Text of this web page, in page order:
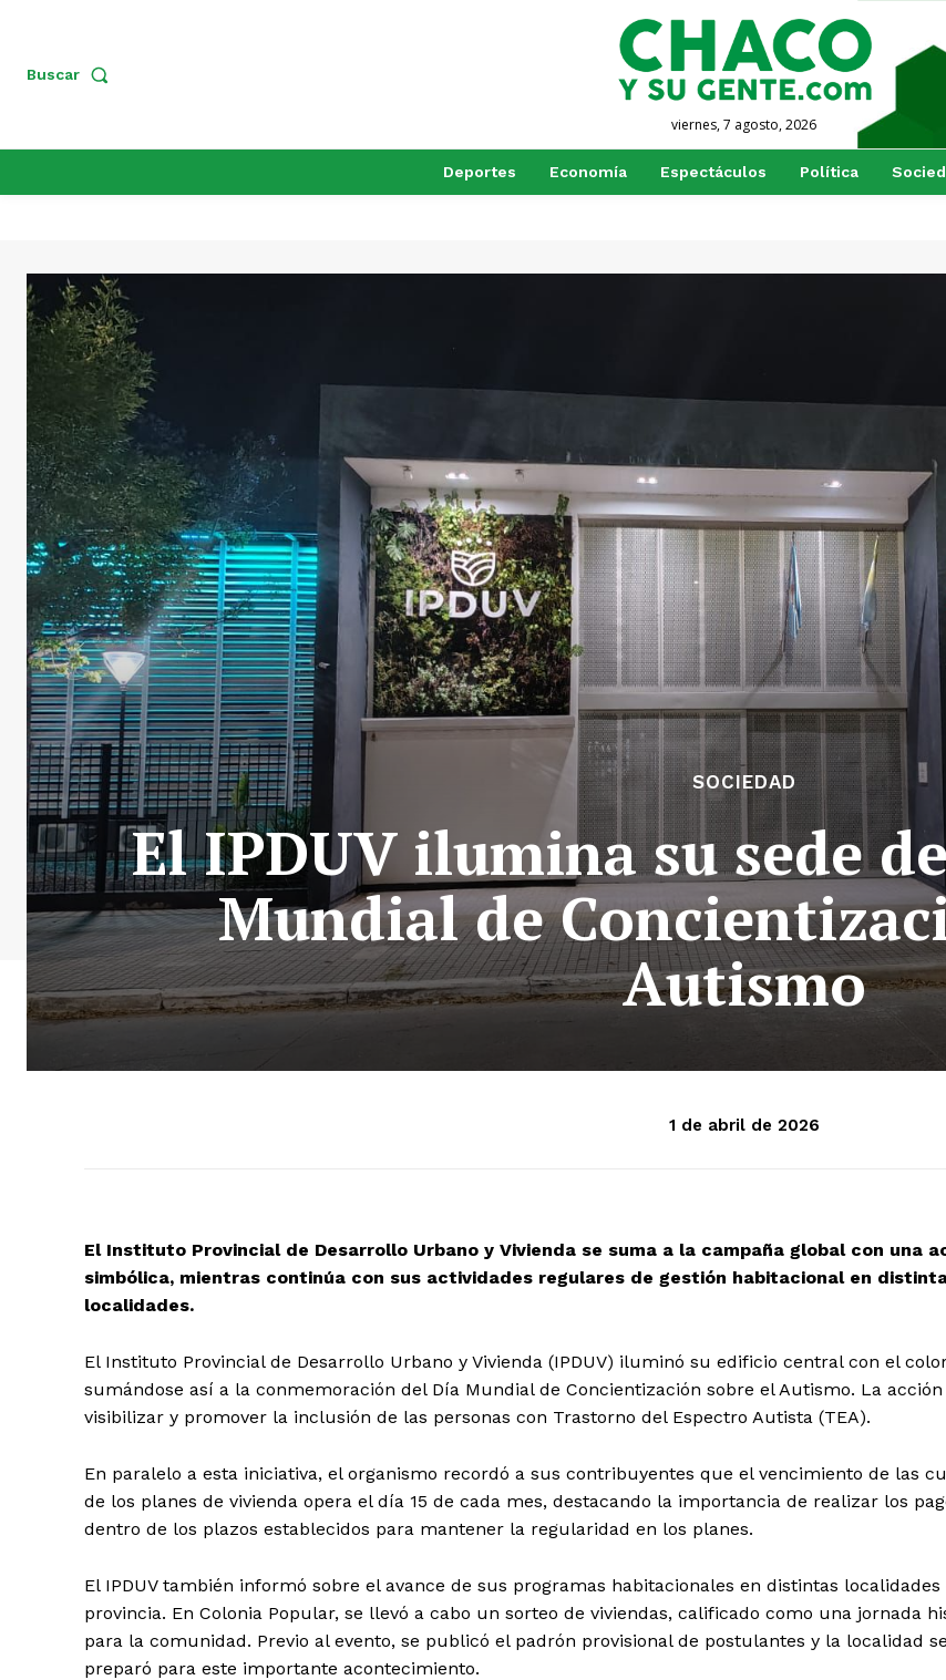
Buscar
viernes, 7 agosto, 2026
Deportes Economía Espectáculos Política
SOCIEDAD
El IPDUV ilumina su sede
Mundial de
Autismo
1 de abril de 2026
El Instituto Provincial de Desarrollo Urbano y Vivienda se suma a la campaña global con una
simbólica, mientras continúa con sus actividades regulares de gestión habitacional en
localidades.
El Instituto Provincial de Desarrollo Urbano y Vivienda (IPDUV) iluminó su edificio central con el
sumándose así a la conmemoración del Día Mundial de Concientización sobre el Autismo. La
visibilizar y promover la inclusión de las personas con Trastorno del Espectro Autista (TEA).
En paralelo a esta iniciativa, el organismo recordó a sus contribuyentes que el vencimiento de las
de los planes de vivienda opera el día 15 de cada mes, destacando la importancia de realizar los
dentro de los plazos establecidos para mantener la regularidad en los planes.
El IPDUV también informó sobre el avance de sus programas habitacionales en distintas localidades
provincia. En Colonia Popular, se llevó a cabo un sorteo de viviendas, calificado como una jornada
para la comunidad. Previo al evento, se publicó el padrón provisional de postulantes y la localidad se
preparó para este importante acontecimiento.